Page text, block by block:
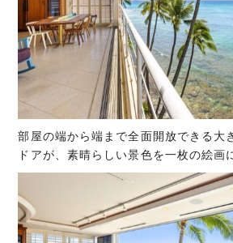
部屋の端から端まで全面開放できる大
ドアが、素晴らしい景色を一枚の絵画